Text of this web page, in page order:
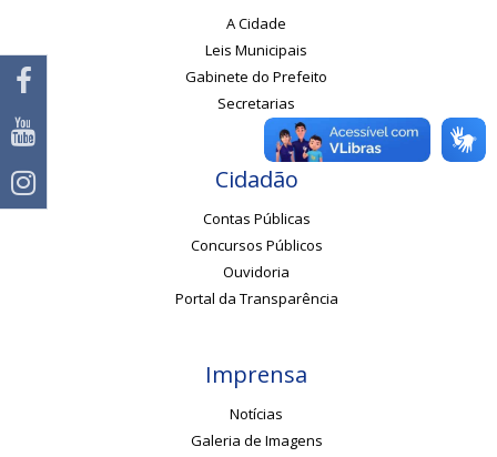
A Cidade
Leis Municipais
Gabinete do Prefeito
Secretarias
Cidadão
Contas Públicas
Concursos Públicos
Ouvidoria
Portal da Transparência
Imprensa
Notícias
Galeria de Imagens